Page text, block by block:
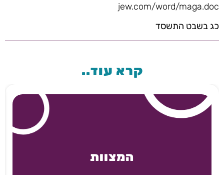
jew.com/word/maga.doc
כג בשבט התשסד
קרא עוד..
המצוות